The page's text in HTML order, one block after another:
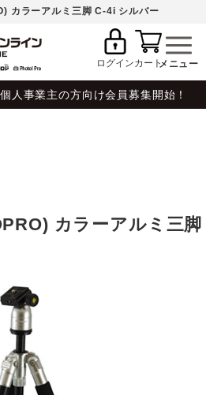
カラーアルミ三脚 C-4i シルバー
ログインカート
人事業主の方向け会員募集開始！
カラーアルミ三脚